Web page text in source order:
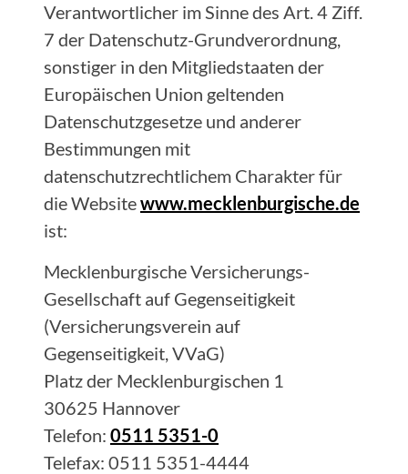
Verantwortlicher im Sinne des Art. 4 Ziff.
7 der Datenschutz-Grundverordnung,
sonstiger in den Mitgliedstaaten der
Europäischen Union geltenden
Datenschutzgesetze und anderer
Bestimmungen mit
datenschutzrechtlichem Charakter für
die Websitewww.mecklenburgische.de
ist:
Mecklenburgische Versicherungs-
Gesellschaft auf Gegenseitigkeit
(Versicherungsverein auf
Gegenseitigkeit, VVaG)
Platz der Mecklenburgischen 1
30625 Hannover
Telefon: 0511 5351-0
Telefax: 0511 5351-4444